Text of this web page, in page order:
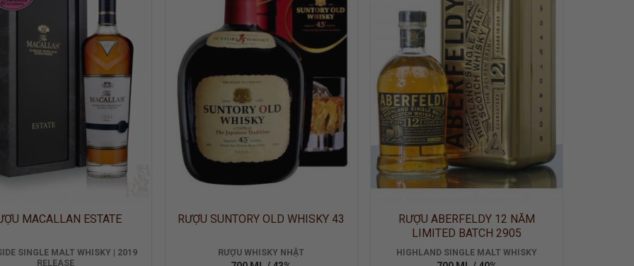
ADD TO
WISHLIST
MACALLAN ESTATE
SINGLE MALT WHISKY | 2019
RELEASE
ADD TO
WISHLIST
RƯỢU SUNTORY OLD WHISKY 43
RƯỢU WHISKY NHẬT
WISHLIST
RƯỢU ABERFELDY 12 NĂM
LIMITED BATCH 2905
HIGHLAND SINGLE MALT WHISKY